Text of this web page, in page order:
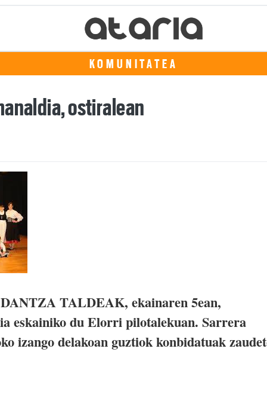
KOMUNITATEA
ostiralean
TALDEAK, ekainaren 5ean,
eskainiko du Elorri pilotalekuan. Sarrera
izango delakoan guztiok konbidatuak